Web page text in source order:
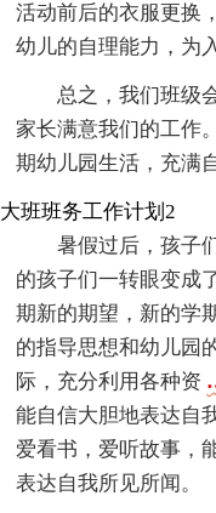
活动前后的衣服更换
幼儿的自理能力，为
总之，我们班级
家长满意我们的工作
期幼儿园生活，充满
大班班务工作计划2
暑假过后，孩子
的孩子们一转眼变成
期新的期望，新的学
的指导思想和幼儿园
际，充分利用各种资
能自信大胆地表达自
爱看书，爱听故事，
表达自我所见所闻。